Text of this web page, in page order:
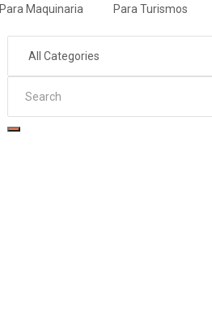
Para Maquinaria
Para Turismos